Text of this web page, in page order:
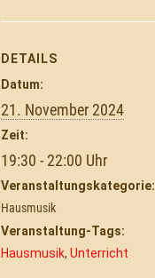
DETAILS
Datum:
21. November 2024
Zeit:
19:30 - 22:00
Veranstaltungskategorie:
Hausmusik
Veranstaltung-Tags:
Hausmusik, Unterricht